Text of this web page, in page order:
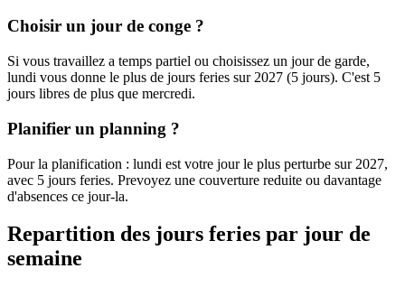
Choisir un jour de conge ?
Si vous travaillez a temps partiel ou choisissez un jour de garde,
lundi vous donne le plus de jours feries sur 2027 (5 jours). C'est 5
jours libres de plus que mercredi.
Planifier un planning ?
Pour la planification : lundi est votre jour le plus perturbe sur 2027,
avec 5 jours feries. Prevoyez une couverture reduite ou davantage
d'absences ce jour-la.
Repartition des jours feries par jour de
semaine